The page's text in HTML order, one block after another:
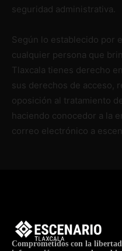
seguridad administrativa.
Según lo establecido por
cualquier persona que
Tlaxcala tienes derecho
sus derechos de acceso,
oposición al tratamiento
haciendo conocedor a la
correo electrónico a
Comprometidos con la